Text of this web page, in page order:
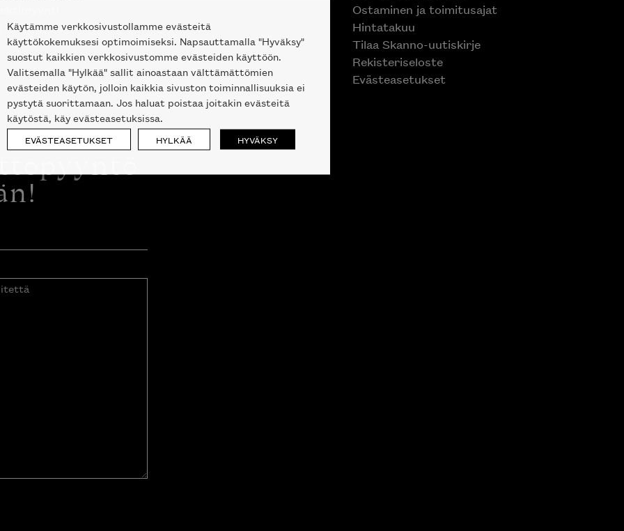
Helsingin keskustassa
Ostaminen ja toimitusajat
Hintatakuu
Tilaa Skanno-uutiskirje
Rekisteriseloste
Evästeasetukset
Käytämme verkkosivustollamme evästeitä
käyttökokemuksesi optimoimiseksi. Napsauttamalla "Hyväksy"
suostut kaikkien verkkosivustomme evästeiden käyttöön.
Valitsemalla "Hylkää" sallit ainoastaan välttämättömien
evästeiden käytön, jolloin kaikkia sivuston toiminnallisuuksia ei
pystytä suorittamaan. Jos haluat poistaa joitakin evästeitä
käytöstä, käy evästeasetuksissa.
EVÄSTEASETUKSET HYLKÄÄ HYVÄKSY